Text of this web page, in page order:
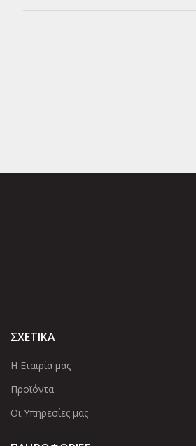
ΣΧΕΤΙΚΑ
Η Εταιρία μας
Προϊόντα
Οι Υπηρεσίες μας